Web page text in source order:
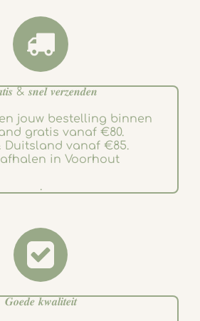
& 𝒔𝒏𝒆𝒍 𝒗𝒆𝒓𝒛𝒆𝒏𝒅𝒆𝒏
jouw bestelling binnen
gratis vanaf €80.
Duitsland vanaf €85.
in Voorhout
.
𝑮𝒐𝒆𝒅𝒆 𝒌𝒘𝒂𝒍𝒊𝒕𝒆𝒊𝒕